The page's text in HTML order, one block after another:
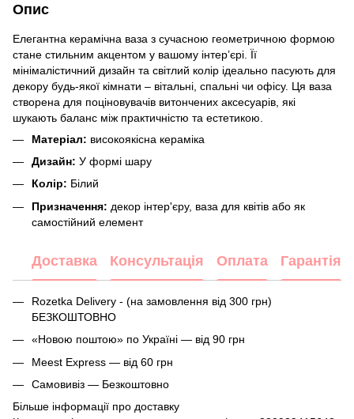
Опис
Елегантна керамічна ваза з сучасною геометричною формою
стане стильним акцентом у вашому інтер’єрі. Її
мінімалістичний дизайн та світлий колір ідеально пасують для
декору будь-якої кімнати – вітальні, спальні чи офісу. Ця ваза
створена для поціновувачів витончених аксесуарів, які
шукають баланс між практичністю та естетикою.
Матеріал: високоякісна кераміка
Дизайн: У формі шару
Колір: Білий
Призначення: декор інтер'єру, ваза для квітів або як
самостійний елемент
Доставка Консультація Оплата Гарантія
Rozetka Delivery - (на замовлення від 300 грн)
БЕЗКОШТОВНО
«Новою поштою» по Україні — від 90 грн
Meest Express — від 60 грн
Самовивіз — Безкоштовно
Більше інформації про доставку